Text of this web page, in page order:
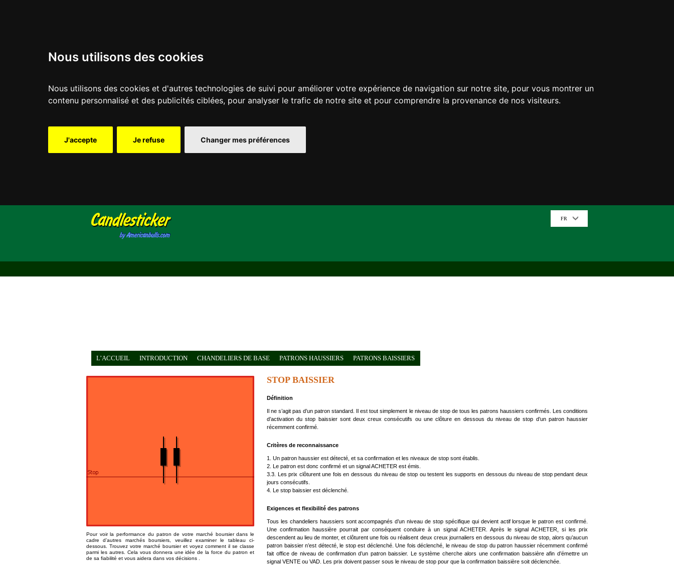
Nous utilisons des cookies
Nous utilisons des cookies et d'autres technologies de suivi pour améliorer votre expérience de navigation sur notre site, pour vous montrer un
contenu personnalisé et des publicités ciblées, pour analyser le trafic de notre site et pour comprendre la provenance de nos visiteurs.
J'accepte Je refuse Changer mes préférences
FR
L’ACCUEIL INTRODUCTION CHANDELIERS DE BASE PATRONS HAUSSIERS PATRONS BAISSIERS
Pour voir la performance du patron de votre marché boursier dans le
cadre d’autres marchés boursiers, veuillez examiner le tableau ci-
dessous. Trouvez votre marché boursier et voyez comment il se classe
parmi les autres. Cela vous donnera une idée de la force du patron et
de sa fiabilité et vous aidera dans vos décisions
STOP BAISSIER
Définition
Il ne s’agit pas d’un patron standard. Il est tout simplement le niveau de stop de tous les patrons haussiers confirmés. Les conditions
d’activation du stop baissier sont deux creux consécutifs ou une clôture en dessous du niveau de stop d’un patron haussier
récemment confirmé.
Critères de reconnaissance
1. Un patron haussier est détecté, et sa confirmation et les niveaux de stop sont établis.
2. Le patron est donc confirmé et un signal ACHETER est émis.
3.3. Les prix clôturent une fois en dessous du niveau de stop ou testent les supports en dessous du niveau de stop pendant deux
jours consécutifs.
4. Le stop baissier est déclenché.
Exigences et flexibilité des patrons
Tous les chandeliers haussiers sont accompagnés d’un niveau de stop spécifique qui devient actif lorsque le patron est confirmé.
Une confirmation haussière pourrait par conséquent conduire à un signal ACHETER. Après le signal ACHETER, si les prix
descendent au lieu de monter, et clôturent une fois ou réalisent deux creux journaliers en dessous du niveau de stop, alors qu’aucun
patron baissier n’est détecté, le stop est déclenché. Une fois déclenché, le niveau de stop du patron haussier récemment confirmé
fait office de niveau de confirmation d’un patron baissier. Le système cherche alors une confirmation baissière afin d’émettre un
signal VENTE ou VAD. Les prix doivent passer sous le niveau de stop pour que la confirmation baissière soit déclenchée.